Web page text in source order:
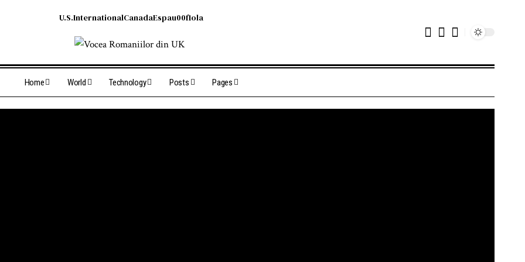
U.S.InternationalCanadaEspau00f1ola
Home World Technology Posts Pages